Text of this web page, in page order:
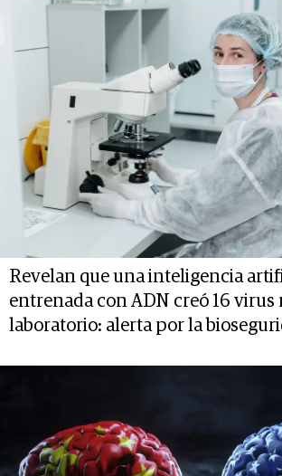
Revelan que una inteligencia
entrenada con ADN creó 16 virus
laboratorio: alerta por la